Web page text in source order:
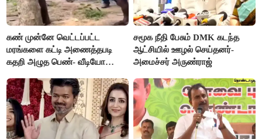
கண் முன்னே வெட்டப்பட்ட
மரங்களை கட்டி அணைத்தபடி
கதறி அழுத பெண்- வீடியோ
சமூக நீதி பேசும் DMK கடந்த
ஆட்சியில் ஊழல் செய்தனர்-
அமைச்சர் அருண்ராஜ்